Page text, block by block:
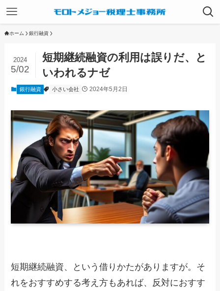
ホーム 銀行融資
短期継続融資の利用は誤りだ、と
いわれるナゼ
2024
5/02
銀行融資 小さい会社 2024年5月2日
短期継続融資、という借りかたがありますが。そ
れをおすすめする考え方もあれば、反対におすす